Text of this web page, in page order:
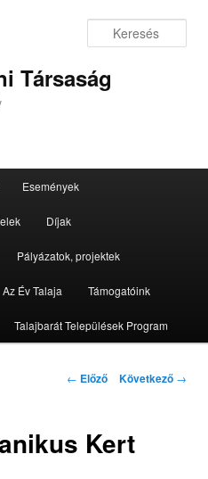
Társaság
Események
Díjak
Pályázatok, projektek
Az Év Talaja Támogatóink
Talajbarát Települések Program
Bejegyzés
← Előző Következő →
Kert